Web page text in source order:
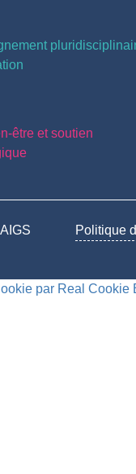
être et soutien
Politique
par Real Cookie